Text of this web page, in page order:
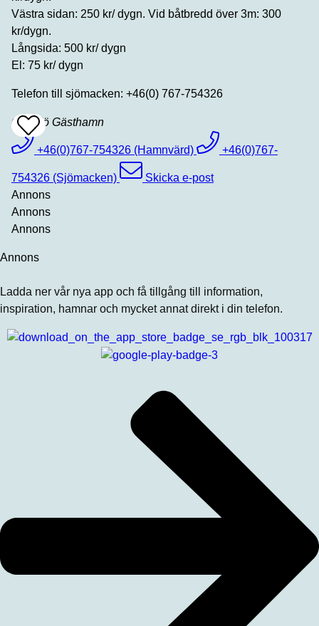
Västra sidan: 250 kr/ dygn. Vid båtbredd över 3m: 300
kr/dygn.
Långsida: 500 kr/ dygn
El: 75 kr/ dygn
Telefon till sjömacken: +46(0) 767-754326
Add
To
Favrites
Gräddö Gästhamn
+46(0)767-754326 (Hamnvärd) +46(0)767-
754326 (Sjömacken)
Skicka e-post
Annons
Annons
Annons
Annons
Ladda ner vår nya app och få tillgång till information,
inspiration, hamnar och mycket annat direkt i din telefon.